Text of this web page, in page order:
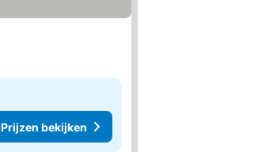
Prijzen bekijken